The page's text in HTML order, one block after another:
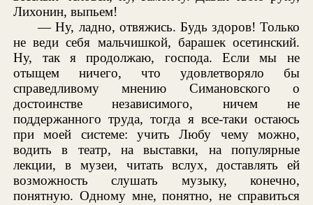
Лихонин, выпьем!
— Ну, ладно, отвяжись. Будь здоров! Только
не веди себя мальчишкой, барашек осетинский.
Ну, так я продолжаю, господа. Если мы не
отыщем ничего, что удовлетворяло бы
справедливому мнению Симановского о
достоинстве независимого, ничем не
поддержанного труда, тогда я все-таки остаюсь
при моей системе: учить Любу чему можно,
водить в театр, на выставки, на популярные
лекции, в музеи, читать вслух, доставлять ей
возможность слушать музыку, конечно,
понятную. Одному мне, понятно, не справиться